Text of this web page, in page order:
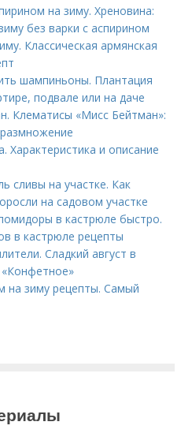
на зиму. Хреновина:
без варки с аспирином
Классическая армянская
шампиньоны. Плантация
подвале или на даче
Клематисы «Мисс Бейтман»:
Характеристика и описание
сливы на участке. Как
на садовом участке
в кастрюле быстро.
в кастрюле рецепты
Сладкий август в
на зиму рецепты. Самый